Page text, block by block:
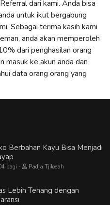
dari kami. Anda bisa
untuk ikut bergabung
Sebagai terima kasih kami
anda akan memperoleh
dari penghasilan orang
masuk ke akun anda dan
data orang orang yang
Berbahan Kayu Bisa Menjadi
pagi Padja Tjiloeah
Lebih Tenang dengan